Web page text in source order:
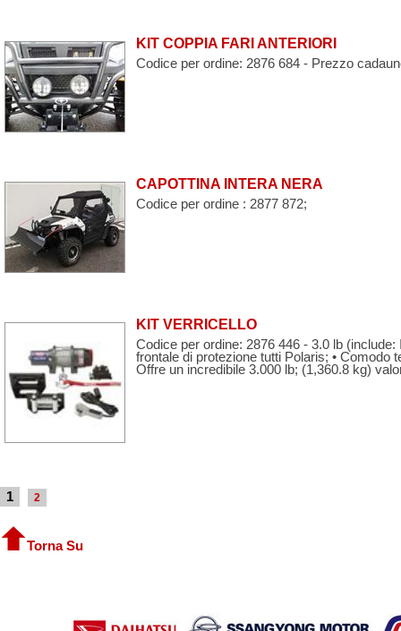
KIT COPPIA FARI ANTERIORI
Codice per ordine: 2876 684 - Prezzo
CAPOTTINA INTERA NERA
Codice per ordine : 2877 872;
KIT VERRICELLO
Codice per ordine: 2876 446 - 3.0 lb
frontale di protezione tutti Polaris; • Comodo
Offre un incredibile 3.000 lb; (1,360.8 kg)
1 2
Torna Su